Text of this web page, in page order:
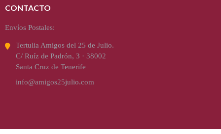
CONTACTO
Envíos Postales:
Tertulia Amigos del 25 de Julio.
C/ Ruíz de Padrón, 3 · 38002
Santa Cruz de Tenerife
info@amigos25julio.com